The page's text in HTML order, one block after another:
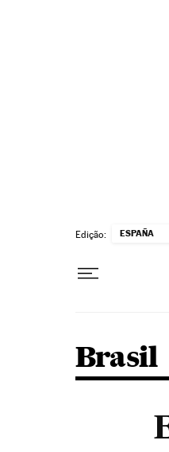
Edição: ESPAÑA
Brasil